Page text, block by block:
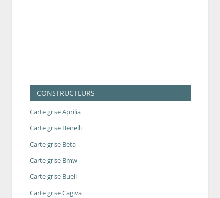
CONSTRUCTEURS
Carte grise Aprilia
Carte grise Benelli
Carte grise Beta
Carte grise Bmw
Carte grise Buell
Carte grise Cagiva